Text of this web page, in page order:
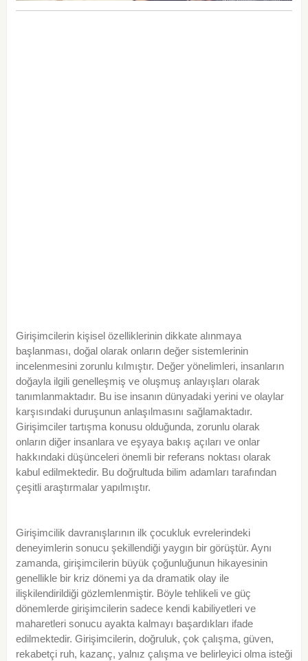
Girişimcilerin kişisel özelliklerinin dikkate alınmaya
başlanması, doğal olarak onların değer sistemlerinin
incelenmesini zorunlu kılmıştır. Değer yönelimleri, insanların
doğayla ilgili genelleşmiş ve oluşmuş anlayışları olarak
tanımlanmaktadır. Bu ise insanın dünyadaki yerini ve olaylar
karşısındaki duruşunun anlaşılmasını sağlamaktadır.
Girişimciler tartışma konusu olduğunda, zorunlu olarak
onların diğer insanlara ve eşyaya bakış açıları ve onlar
hakkındaki düşünceleri önemli bir referans noktası olarak
kabul edilmektedir. Bu doğrultuda bilim adamları tarafından
çeşitli araştırmalar yapılmıştır.
Girişimcilik davranışlarının ilk çocukluk evrelerindeki
deneyimlerin sonucu şekillendiği yaygın bir görüştür. Aynı
zamanda, girişimcilerin büyük çoğunluğunun hikayesinin
genellikle bir kriz dönemi ya da dramatik olay ile
ilişkilendirildiği gözlemlenmiştir. Böyle tehlikeli ve güç
dönemlerde girişimcilerin sadece kendi kabiliyetleri ve
maharetleri sonucu ayakta kalmayı başardıkları ifade
edilmektedir. Girişimcilerin, doğruluk, çok çalışma, güven,
rekabetçi ruh, kazanç, yalnız çalışma ve belirleyici olma isteği